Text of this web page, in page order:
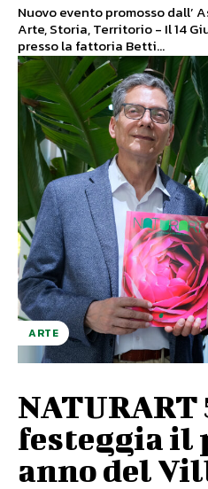
Nuovo evento promosso dall’
Arte, Storia, Territorio - Il 14 Giugno dalle ore 16 alle ore 19,
presso la fattoria Betti...
ARTE
NATURART
festeggia il
anno del